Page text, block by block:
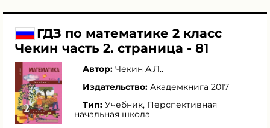
ГДЗ по математике 2 класс
Чекин часть 2. страница - 81
Автор: Чекин А.Л..
Издательство: Академкнига 2017
Тип: Учебник, Перспективная
начальная школа